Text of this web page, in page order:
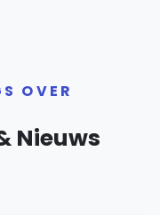
OVER
Nieuws